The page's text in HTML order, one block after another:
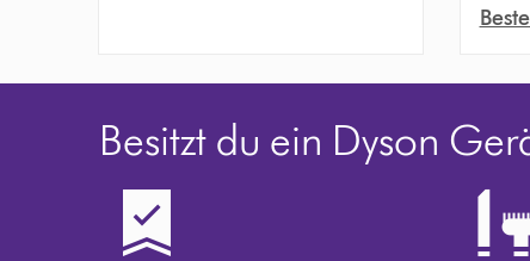
Besitzt du ein Dyson